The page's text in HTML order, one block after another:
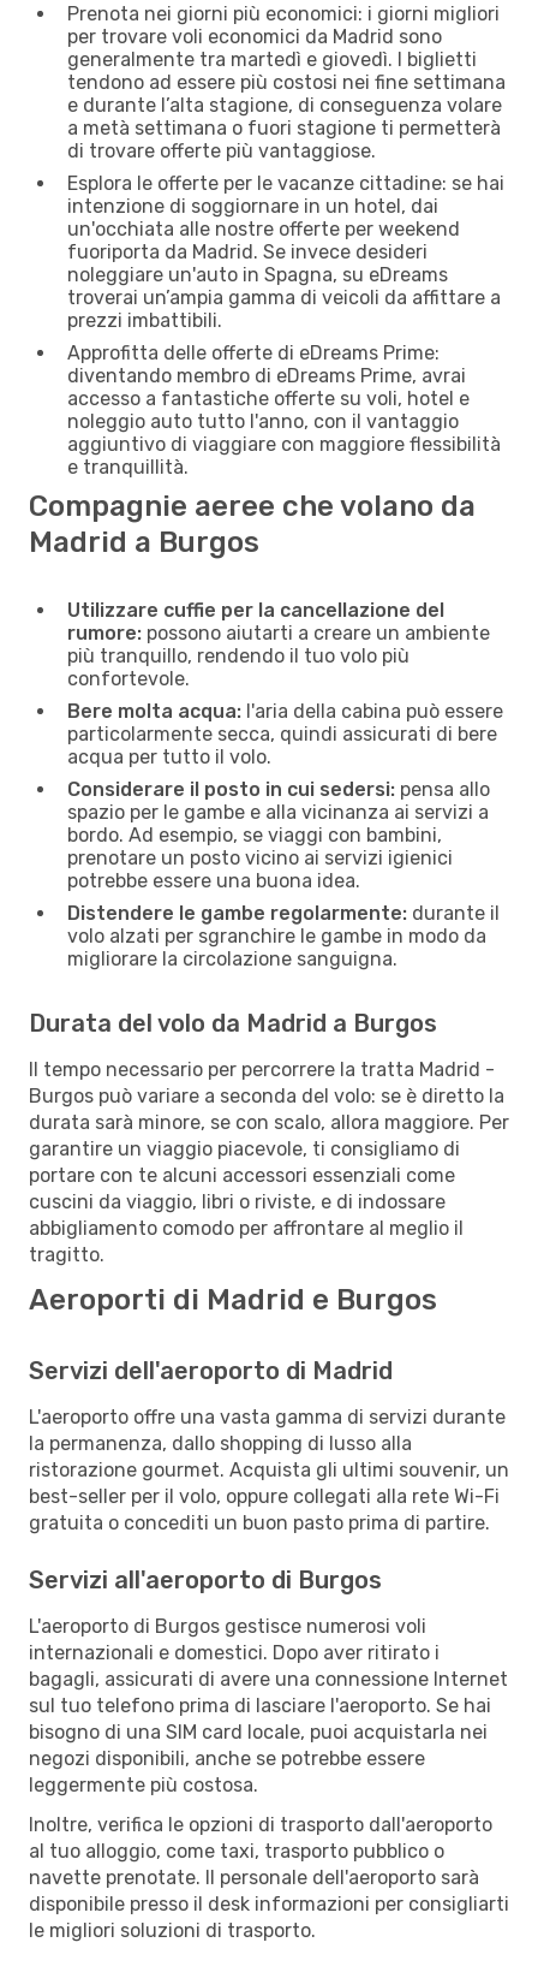
Prenota nei giorni più economici: i giorni migliori
per trovare voli economici da Madrid sono
generalmente tra martedì e giovedì. I biglietti
tendono ad essere più costosi nei fine settimana
e durante l’alta stagione, di conseguenza volare
a metà settimana o fuori stagione ti permetterà
di trovare offerte più vantaggiose.
Esplora le offerte per le vacanze cittadine: se hai
intenzione di soggiornare in un hotel, dai
un'occhiata alle nostre offerte per weekend
fuoriporta da Madrid. Se invece desideri
noleggiare un'auto in Spagna, su eDreams
troverai un’ampia gamma di veicoli da affittare a
prezzi imbattibili.
Approfitta delle offerte di eDreams Prime:
diventando membro di eDreams Prime, avrai
accesso a fantastiche offerte su voli, hotel e
noleggio auto tutto l'anno, con il vantaggio
aggiuntivo di viaggiare con maggiore flessibilità
e tranquillità.
Compagnie aeree che volano da
Madrid a Burgos
Utilizzare cuffie per la cancellazione del
rumore: possono aiutarti a creare un ambiente
più tranquillo, rendendo il tuo volo più
confortevole.
Bere molta acqua: l'aria della cabina può essere
particolarmente secca, quindi assicurati di bere
acqua per tutto il volo.
Considerare il posto in cui sedersi: pensa allo
spazio per le gambe e alla vicinanza ai servizi a
bordo. Ad esempio, se viaggi con bambini,
prenotare un posto vicino ai servizi igienici
potrebbe essere una buona idea.
Distendere le gambe regolarmente: durante il
volo alzati per sgranchire le gambe in modo da
migliorare la circolazione sanguigna.
Durata del volo da Madrid a Burgos
Il tempo necessario per percorrere la tratta Madrid -
Burgos può variare a seconda del volo: se è diretto la
durata sarà minore, se con scalo, allora maggiore. Per
garantire un viaggio piacevole, ti consigliamo di
portare con te alcuni accessori essenziali come
cuscini da viaggio, libri o riviste, e di indossare
abbigliamento comodo per affrontare al meglio il
tragitto.
Aeroporti di Madrid e Burgos
Servizi dell'aeroporto di Madrid
L'aeroporto offre una vasta gamma di servizi durante
la permanenza, dallo shopping di lusso alla
ristorazione gourmet. Acquista gli ultimi souvenir, un
best-seller per il volo, oppure collegati alla rete Wi-Fi
gratuita o concediti un buon pasto prima di partire.
Servizi all'aeroporto di Burgos
L'aeroporto di Burgos gestisce numerosi voli
internazionali e domestici. Dopo aver ritirato i
bagagli, assicurati di avere una connessione Internet
sul tuo telefono prima di lasciare l'aeroporto. Se hai
bisogno di una SIM card locale, puoi acquistarla nei
negozi disponibili, anche se potrebbe essere
leggermente più costosa.
Inoltre, verifica le opzioni di trasporto dall'aeroporto
al tuo alloggio, come taxi, trasporto pubblico o
navette prenotate. Il personale dell'aeroporto sarà
disponibile presso il desk informazioni per consigliarti
le migliori soluzioni di trasporto.